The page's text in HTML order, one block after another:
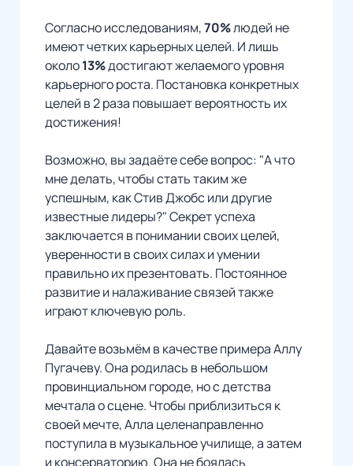
Согласно исследованиям,70%людей не
имеют четких карьерных целей. И лишь
около13%достигают желаемого уровня
карьерного роста. Постановка конкретных
целей в 2 раза повышает вероятность их
достижения!
Возможно, вы задаёте себе вопрос: "А что
мне делать, чтобы стать таким же
успешным, как Стив Джобс или другие
известные лидеры?" Секрет успеха
заключается в понимании своих целей,
уверенности в своих силах и умении
правильно их презентовать. Постоянное
развитие и налаживание связей также
играют ключевую роль.
Давайте возьмём в качестве примера Аллу
Пугачеву. Она родилась в небольшом
провинциальном городе, но с детства
мечтала о сцене. Чтобы приблизиться к
своей мечте, Алла целенаправленно
поступила в музыкальное училище, а затем
и консерваторию. Она не боялась